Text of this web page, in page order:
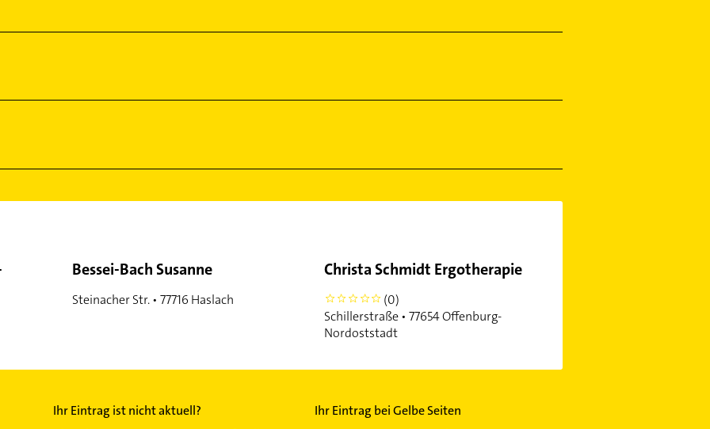
Bessei-Bach Susanne
Steinacher Str. • 77716 Haslach
Christa Schmidt Ergotherapie
0
(0)
Schillerstraße • 77654 Offenburg-
Nordoststadt
Ihr Eintrag ist nicht aktuell?
Ihr Eintrag bei Gelbe Seiten